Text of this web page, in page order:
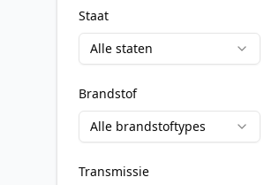
Staat
Alle staten
Brandstof
Alle brandstoftypes
Transmissie